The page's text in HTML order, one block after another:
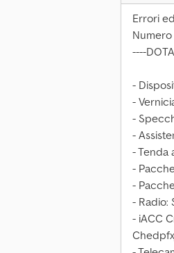
Errori
Numero
----
-
-
-
-
- Tenda
-
-
- Radio:
- iACC